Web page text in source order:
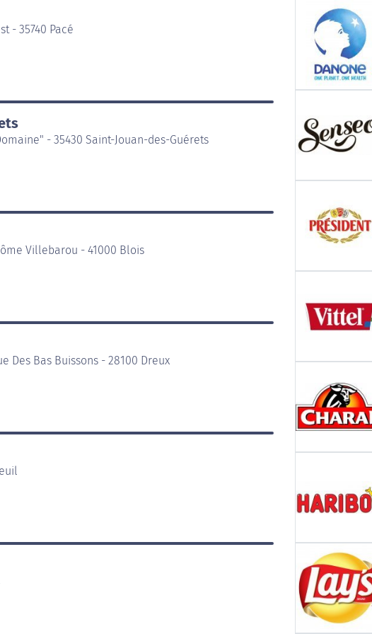
- 35740 Pacé
- 35430 Saint-Jouan-des-Guérets
Villebarou - 41000 Blois
Des Bas Buissons - 28100 Dreux